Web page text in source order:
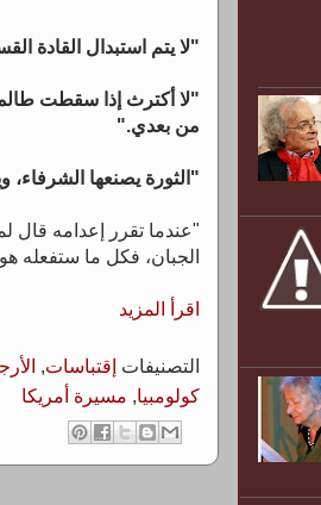
"لا يتم استبدال القادة
"لا أكترث إذا سقطت
من بعدي."
"الثورة يصنعها الشرفاء،
"عندما تقرر إعدامه قال
الجبان، فكل ما ستفعله
اقرأ المزيد
التصنيفات إقتباسات,
كولومبيا, مسيرة أمريكا